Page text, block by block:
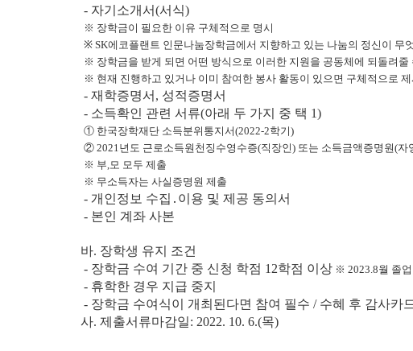
- 자기소개서(서식)
※ 장학금이 필요한 이유 구체적으로 명시
※ SK에코플랜트 인문나눔장학금에서 지향하고 있는 나눔의 정신이 무
※ 장학금을 받게 되면 어떤 방식으로 이러한 지원을 공동체에 되돌려줄
※ 현재 진행하고 있거나 이미 참여한 봉사 활동이 있으면 구체적으로 제
- 재학증명서, 성적증명서
- 소득확인 관련 서류(아래 두 가지 중 택 1)
① 한국장학재단 소득분위통지서(2022-2학기)
② 2021년도 근로소득원천징수영수증(직장인) 또는 소득금액증명원(
※ 부,모 모두 제출
※ 무소득자는 사실증명원 제출
- 개인정보 수집․이용 및 제공 동의서
- 본인 계좌 사본
바. 장학생 유지 조건
- 장학금 수여 기간 중 신청 학점 12학점 이상 ※ 2023.8월 졸
- 휴학한 경우 지급 중지
- 장학금 수여식이 개최된다면 참여 필수 / 수혜 후 감사카
사. 제출서류마감일: 2022. 10. 6.(목)